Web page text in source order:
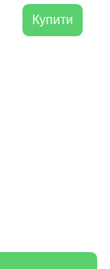
Купити